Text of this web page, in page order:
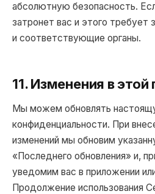
абсолютную безопасность.
затронет вас и этого
и соответствующие органы.
11. Изменения в этой
Мы можем обновлять
конфиденциальности. При
изменений мы обновим
«Последнего обновления» и,
уведомим вас в приложении
Продолжение использования